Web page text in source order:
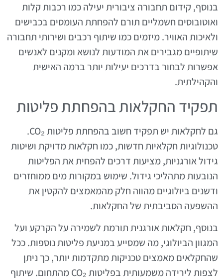
בנוסף, קידום תחבורה ציבורית יעילה כמו רכבות קלות
ואוטובוסים חשמליים תורם להפחתת העומסים בכבישים
ולאיכות האוויר. מיזמים כמו שיתוף רכבים ושירותי תחבורה
שיתופיים מגבירים את המודעות לנושא ומקנים לאנשים
אפשרות לבחור בדרכים יעילות יותר ברמה האישית
והקהילתית.
תפקיד החקלאות בהפחתת פליטות
גם לחקלאות יש תפקיד חשוב בהפחתת פליטות CO₂.
טכנולוגיות חקלאיות חדשות, כמו חקלאות מדויקת ושיטות
גידול אורגניות, מציעות דרכים להפחית את הפליטות
הנובעות מתהליכי גידול. שימוש במקורות מים ממוחזרים
ודשנים ביולוגיים מהווה חלק מהמאמצים להקטין את
ההשפעה הסביבתית של החקלאות.
בנוסף, חקלאות אורגנית תורמת לשמירה על הקרקע ועל
המגוון הביולוגי, מה שמסייע במניעת פליטות נוספות. ככל
שהחקלאים מאמצים טכניקות מתקדמות יותר, כך ניתן
לצפות לירידה משמעותית בפליטות CO₂ מהתחום. שיתוף